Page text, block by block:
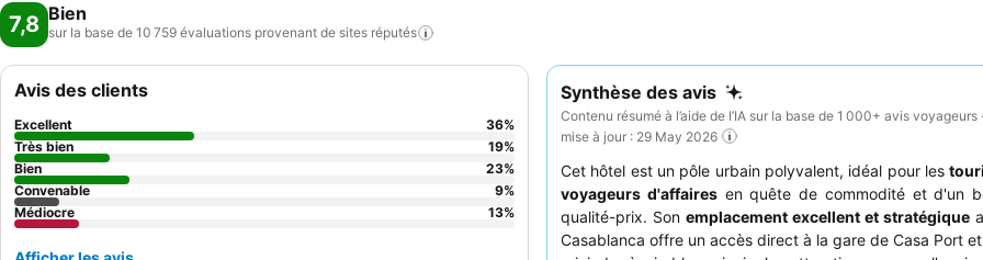
7,8 Bien
sur la base de 10 759 évaluations provenant de sites réputés
Synthèse des avis
Contenu résumé à l’aide de l’IA sur la base de 1 000+ avis voyageurs
mise à jour : 29 May 2026
Cet hôtel est un pôle urbain polyvalent, idéal pour les
voyageurs d'affairesen quête de commodité et d'un
qualité-prix. Son emplacement excellent et stratégique
Casablanca offre un accès direct à la gare de Casa Port
Avis des clients
Excellent 36%
Très bien
19%
Bien
23%
Convenable
9%
Médiocre
13%